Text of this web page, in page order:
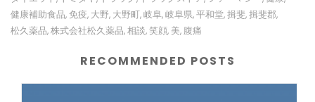
健康補助食品,免疫, 大野, 大野町,岐阜,岐阜県,平和堂,揖斐,揖斐郡,
松久薬品,株式会社松久薬品,相談,笑顔, 美, 腹痛
RECOMMENDED POSTS